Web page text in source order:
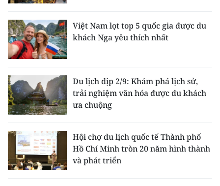
Việt Nam lọt top 5 quốc gia được du
khách Nga yêu thích nhất
Du lịch dịp 2/9: Khám phá lịch sử,
trải nghiệm văn hóa được du khách
ưa chuộng
Hội chợ du lịch quốc tế Thành phố
Hồ Chí Minh tròn 20 năm hình thành
và phát triển